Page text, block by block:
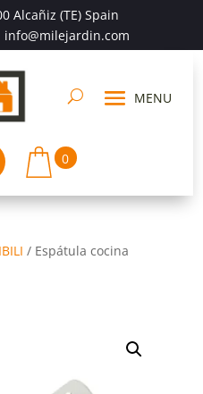
Alcañiz (TE) Spain
0
IBILI / Espátula cocina